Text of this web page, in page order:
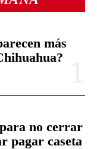
más
no cerrar
pagar caseta